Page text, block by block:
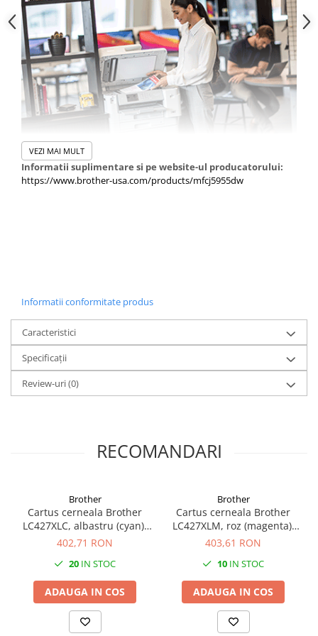
Rentabilă Concepută pentru performanță
Imprimare mai ecologică pentru întreprinderi
electric cu imprimanta multifuncțională MFC-J5955DW.
Deoarece nu are nevoie să încălzească o unitate de
cuptor, se consumă mult mai puțină energie fără a
compromite calitatea premium a imprimării sau viteza de
imprimare de care au nevoie întreprinderile.
VEZI MAI MULT
Informatii suplimentare si pe website-ul producatorului:
https://www.brother-usa.com/products/mfcj5955dw
Informatii conformitate produs
Caracteristici
Specificații
Review-uri(0)
RECOMANDARI
Brother
Cartus cerneala Brother
LC427XLC, albastru (cyan),
original, 5000 pagini, 47 ml
402,71 RON
20 IN STOC
ADAUGA IN COS
Brother
Cartus cerneala Brother
LC427XLM, roz (magenta),
original, 5000 pagini, 54 ml
403,61 RON
10 IN STOC
ADAUGA IN COS